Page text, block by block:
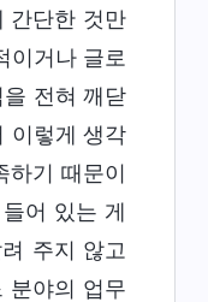
간단한 것만
이거나 글로
전혀 깨닫
이렇게 생각
기 때문이
어 있는 게
주지 않고
분야의 업무